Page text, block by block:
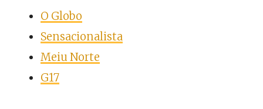
O Globo
Sensacionalista
Meiu Norte
G17